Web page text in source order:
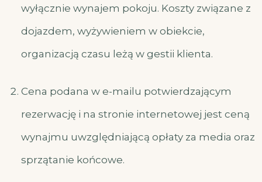
wyłącznie wynajem pokoju. Koszty związane z
dojazdem, wyżywieniem w obiekcie,
organizacją czasu leżą w gestii klienta.
Cena podana w e-mailu potwierdzającym
rezerwację i na stronie internetowej jest ceną
wynajmu uwzględniającą opłaty za media oraz
sprzątanie końcowe.